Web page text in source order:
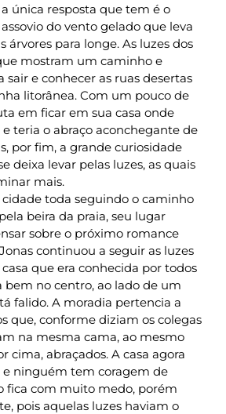
única resposta que tem é o
do vento gelado que leva
árvores para longe. As luzes dos
mostram um caminho e
sair e conhecer as ruas desertas
litorânea. Com um pouco de
em ficar em sua casa onde
teria o abraço aconchegante de
por fim, a grande curiosidade
deixa levar pelas luzes, as quais
mais.
toda seguindo o caminho
beira da praia, seu lugar
sobre o próximo romance
continuou a seguir as luzes
que era conhecida por todos
bem no centro, ao lado de um
falido. A moradia pertencia a
que, conforme diziam os colegas
na mesma cama, ao mesmo
cima, abraçados. A casa agora
e ninguém tem coragem de
fica com muito medo, porém
pois aquelas luzes haviam o